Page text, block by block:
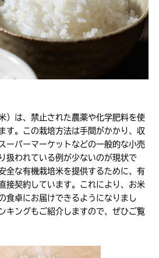
）は、禁止された農薬や化学肥料を使
す。この栽培方法は手間がかかり、収
ーパーマーケットなどの一般的な小売
扱われている例が少ないのが現状で
全な有機栽培米を提供するために、有
接契約しています。これにより、お米
食卓にお届けできるようになりまし
キングもご紹介しますので、ぜひご覧